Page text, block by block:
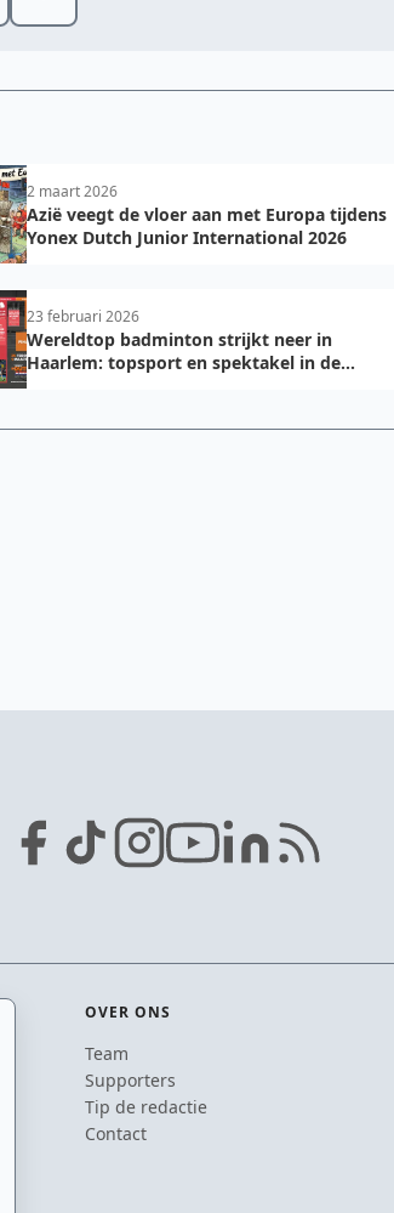
2 maart 2026
Azië veegt de vloer aan met Europa tijdens
Yonex Dutch Junior International 2026
23 februari 2026
Wereldtop badminton strijkt neer in
Haarlem: topsport en spektakel in de
OVER ONS
Team
Supporters
Tip de redactie
Contact